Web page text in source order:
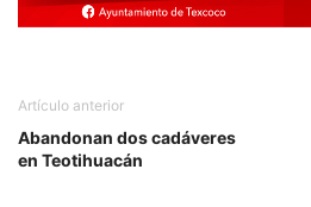
Artículo anterior
Abandonan dos cadáveres
en Teotihuacán